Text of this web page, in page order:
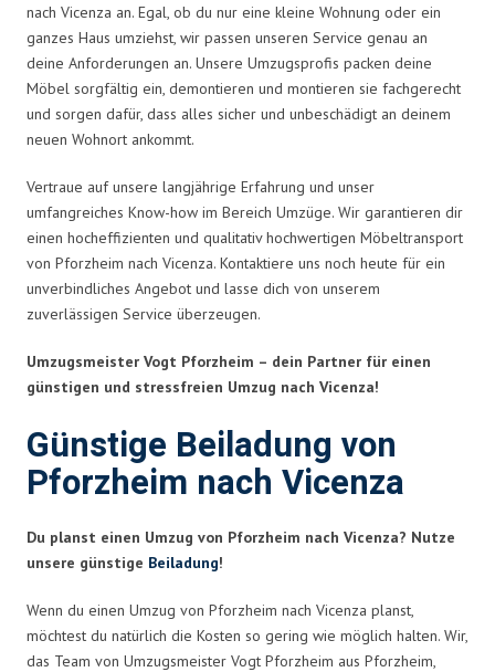
nach Vicenza an. Egal, ob du nur eine kleine Wohnung oder ein
ganzes Haus umziehst, wir passen unseren Service genau an
deine Anforderungen an. Unsere Umzugsprofis packen deine
Möbel sorgfältig ein, demontieren und montieren sie fachgerecht
und sorgen dafür, dass alles sicher und unbeschädigt an deinem
neuen Wohnort ankommt.
Vertraue auf unsere langjährige Erfahrung und unser
umfangreiches Know-how im Bereich Umzüge. Wir garantieren dir
einen hocheffizienten und qualitativ hochwertigen Möbeltransport
von Pforzheim nach Vicenza. Kontaktiere uns noch heute für ein
unverbindliches Angebot und lasse dich von unserem
zuverlässigen Service überzeugen.
Umzugsmeister Vogt Pforzheim – dein Partner für einen
günstigen und stressfreien Umzug nach Vicenza!
Günstige Beiladung von
Pforzheim nach Vicenza
Du planst einen Umzug von Pforzheim nach Vicenza? Nutze
unsere günstige Beiladung!
Wenn du einen Umzug von Pforzheim nach Vicenza planst,
möchtest du natürlich die Kosten so gering wie möglich halten. Wir,
das Team von Umzugsmeister Vogt Pforzheim aus Pforzheim,